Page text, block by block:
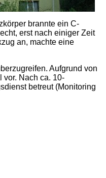
brannte ein C-
erst nach einiger Zeit
an, machte eine
Aufgrund von
vor. Nach ca. 10-
betreut (Monitoring